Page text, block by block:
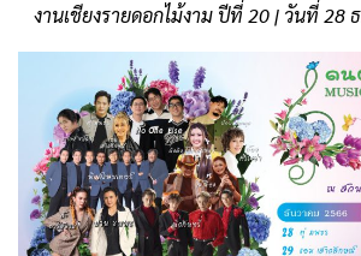
งานเชียงรายดอกไม้งาม ปีที่ 20 | วันที่ 28